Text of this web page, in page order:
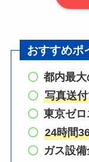
おすすめポ
都内最
写真送
東京ゼ
24時間
ガス設